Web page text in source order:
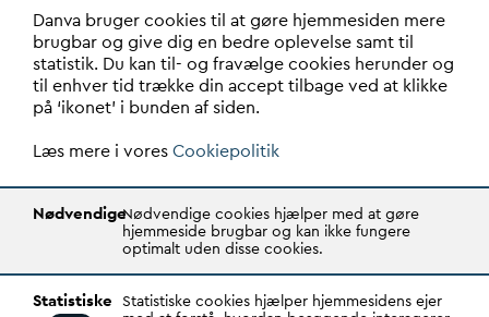
København
Vester Farimagsgade 1, 5. sal.
1606 København V
Tlf.: 70 21 00 55
d
a.dk
Transparency Register: REG 0105047100027-26
Danva bruger cookies til at gøre hjemmesiden mere
brugbar og give dig en bedre oplevelse samt til
statistik. Du kan til- og fravælge cookies herunder og
til enhver tid trække din accept tilbage ved at klikke
på ‘ikonet’ i bunden af siden.
Læs mere i voresCookiepolitik
NødvendigeNødvendige cookies hjælper med at gøre
hjemmeside brugbar og kan ikke fungere
optimalt uden disse cookies.
Statistiske Statistiske cookies hjælper hjemmesidens ejer